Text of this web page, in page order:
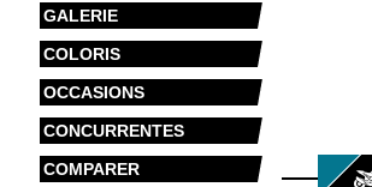
GALERIE
COLORIS
OCCASIONS
CONCURRENTES
COMPARER